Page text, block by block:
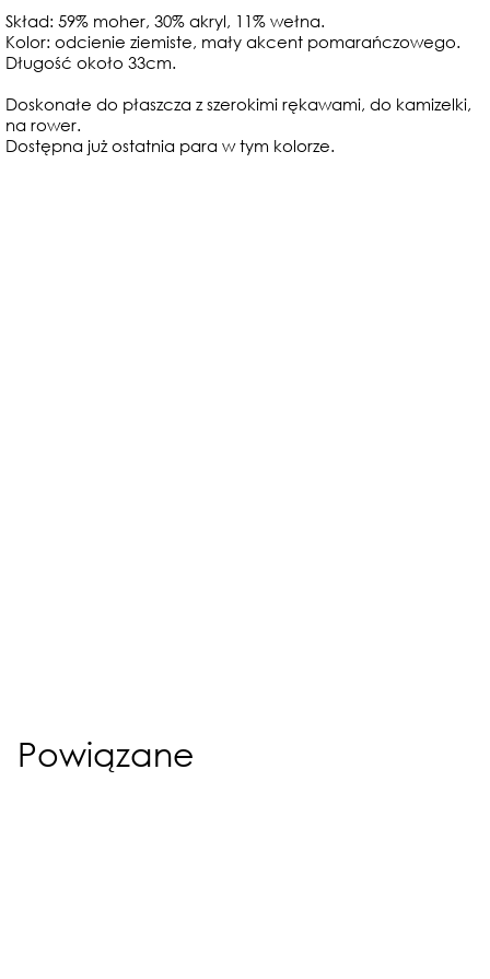
Skład: 59% moher, 30% akryl, 11% wełna.
Kolor: odcienie ziemiste, mały akcent pomarańczowego.
Długość około 33cm.
Doskonałe do płaszcza z szerokimi rękawami, do kamizelki,
na rower.
Dostępna już ostatnia para w tym kolorze.
Powiązane